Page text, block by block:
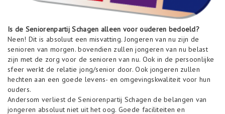
n
Is de Seniorenpartij Schagen alleen voor ouderen bedoeld?
Neen! Dit is absoluut een misvatting. Jongeren van nu zijn de
senioren van morgen. bovendien zullen jongeren van nu belast
zijn met de zorg voor de senioren van nu. Ook in de persoonlijke
sfeer werkt de relatie jong/senior door. Ook jongeren zullen
hechten aan een goede levens- en omgevingskwaliteit voor hun
ouders.
Andersom verliest de Seniorenpartij Schagen de belangen van
jongeren absoluut niet uit het oog. Goede faciliteiten en